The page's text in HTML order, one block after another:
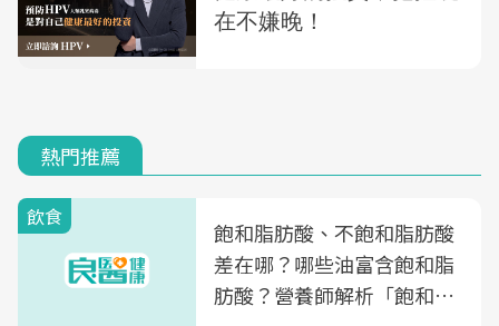
熱門推薦
飲食
飽和脂肪酸、不飽和脂肪酸
差在哪？哪些油富含飽和脂
肪酸？營養師解析「飽和脂